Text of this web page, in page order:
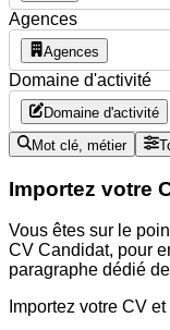
Agences
Agences
Domaine d'activité
Domaine d'activité
Mot clé, métier
Importez votre
Vous êtes sur le
CV Candidat, pour
paragraphe dédié
Importez votre CV